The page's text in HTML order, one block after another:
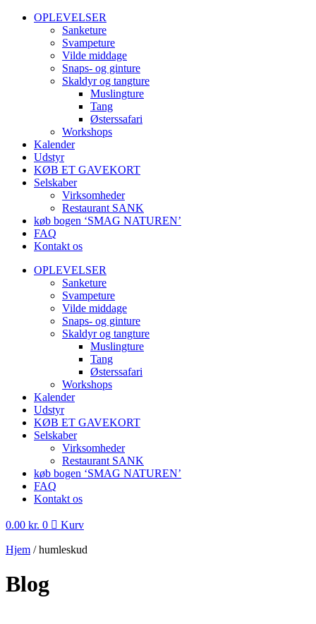
OPLEVELSER
Sanketure
Svampeture
Vilde middage
Snaps- og ginture
Skaldyr og tangture
Muslingture
Tang
Østerssafari
Workshops
Kalender
Udstyr
KØB ET GAVEKORT
Selskaber
Virksomheder
Restaurant SANK
køb bogen ‘SMAG NATUREN’
FAQ
Kontakt os
OPLEVELSER
Sanketure
Svampeture
Vilde middage
Snaps- og ginture
Skaldyr og tangture
Muslingture
Tang
Østerssafari
Workshops
Kalender
Udstyr
KØB ET GAVEKORT
Selskaber
Virksomheder
Restaurant SANK
køb bogen ‘SMAG NATUREN’
FAQ
Kontakt os
0.00 kr. 0 Kurv
Hjem /humleskud
Blog